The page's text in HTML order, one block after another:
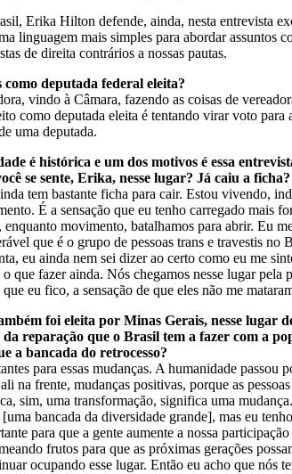
Erika Hilton defende, ainda, nesta entrevista
linguagem mais simples para abordar
de direita contrários a nossas pautas.
deputada federal eleita?
vindo à Câmara, fazendo as coisas de
como deputada eleita é tentando virar voto
uma deputada.
é histórica e um dos motivos é essa
se sente, Erika, nesse lugar? Já caiu a ficha?
tem bastante ficha para cair. Estou vivendo,
É a sensação que eu tenho carregado
movimento, batalhamos para abrir. Eu
que é o grupo de pessoas trans e travestis
eu ainda nem sei dizer ao certo como eu me
que fazer ainda. Nós chegamos nesse lugar
eu fico, a sensação de que eles não me
foi eleita por Minas Gerais, nesse lugar
reparação que o Brasil tem a fazer com a
a bancada do retrocesso?
para essas mudanças. A humanidade
na frente, mudanças positivas, porque as
sim, uma transformação, significa uma
bancada da diversidade grande], mas eu
para que a gente aumente a nossa
frutos para que as próximas gerações
ocupando esse lugar. Então eu acho que nós